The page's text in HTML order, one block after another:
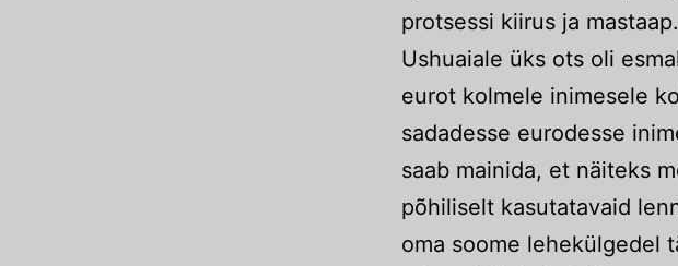
protsessi kiirus ja
Ushuaiale üks ots oli
eurot kolmele inimesele
sadadesse eurodesse
saab mainida, et näiteks
põhiliselt kasutatavaid
oma soome lehekülgedel